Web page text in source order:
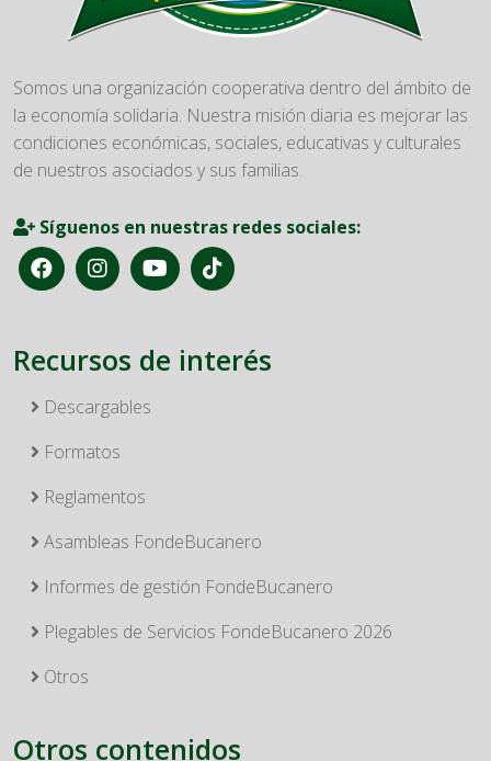
Somos una organización cooperativa dentro del ámbito de
la economía solidaria. Nuestra misión diaria es mejorar las
condiciones económicas, sociales, educativas y culturales
de nuestros asociados y sus familias.
Síguenos en nuestras redes sociales:
Recursos de interés
Descargables
Formatos
Reglamentos
Asambleas FondeBucanero
Informes de gestión FondeBucanero
Plegables de Servicios FondeBucanero 2026
Otros
Otros contenidos